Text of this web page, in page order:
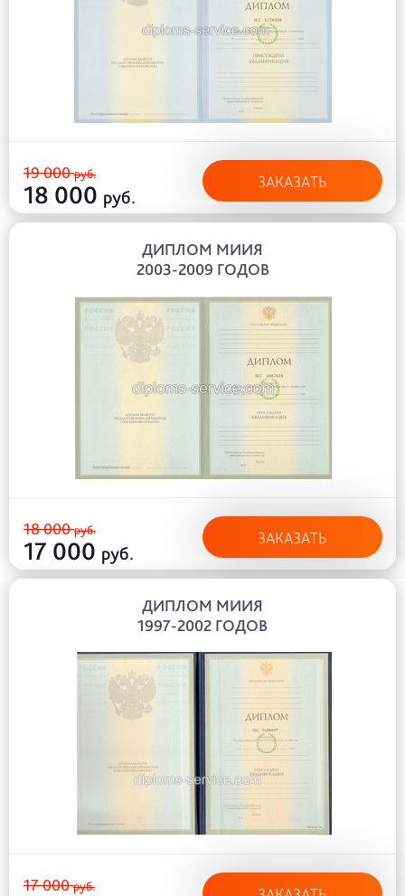
19 000руб.
18 000 руб.
ЗАКАЗАТЬ
ДИПЛОМ МИИЯ
2003-2009 ГОДОВ
18 000руб.
17 000 руб.
ЗАКАЗАТЬ
ДИПЛОМ МИИЯ
1997-2002 ГОДОВ
17 000руб.